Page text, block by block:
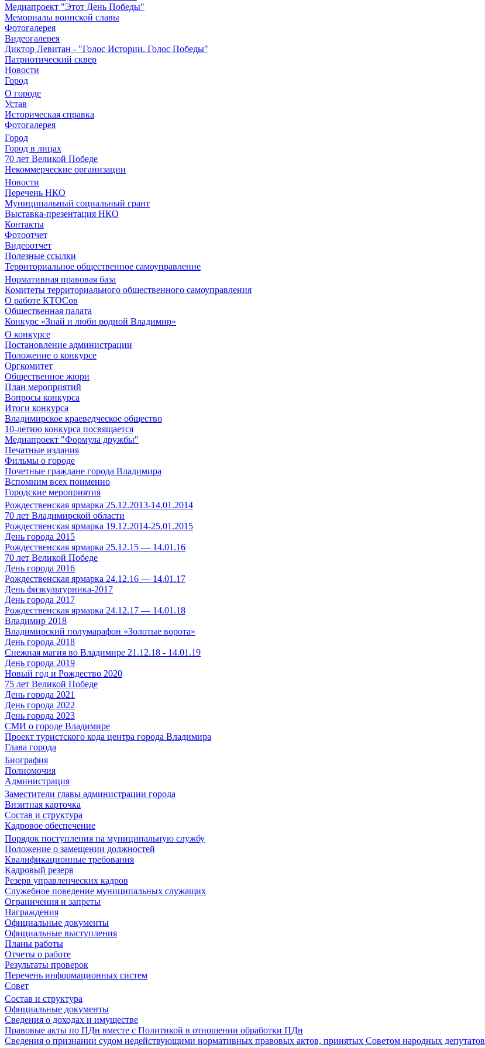
Медиапроект "Этот День Победы"
Мемориалы воинской славы
Фотогалерея
Видеогалерея
Диктор Левитан - "Голос Истории. Голос Победы"
Патриотический сквер
Новости
Город
О городе
Устав
Историческая справка
Фотогалерея
Город
Город в лицах
70 лет Великой Победе
Некоммерческие организации
Новости
Перечень НКО
Муниципальный социальный грант
Выставка-презентация НКО
Контакты
Фотоотчет
Видеоотчет
Полезные ссылки
Территориальное общественное самоуправление
Нормативная правовая база
Комитеты территориального общественного самоуправления
О работе КТОСов
Общественная палата
Конкурс «Знай и люби родной Владимир»
О конкурсе
Постановление администрации
Положение о конкурсе
Оргкомитет
Общественное жюри
План мероприятий
Вопросы конкурса
Итоги конкурса
Владимирское краеведческое общество
10-летию конкурса посвящается
Медиапроект "Формула дружбы"
Печатные издания
Фильмы о городе
Почетные граждане города Владимира
Вспомним всех поименно
Городские мероприятия
Рождественская ярмарка 25.12.2013-14.01.2014
70 лет Владимирской области
Рождественская ярмарка 19.12.2014-25.01.2015
День города 2015
Рождественская ярмарка 25.12.15 — 14.01.16
70 лет Великой Победе
День города 2016
Рождественская ярмарка 24.12.16 — 14.01.17
День физкультурника-2017
День города 2017
Рождественская ярмарка 24.12.17 — 14.01.18
Владимир 2018
Владимирский полумарафон «Золотые ворота»
День города 2018
Снежная магия во Владимире 21.12.18 - 14.01.19
День города 2019
Новый год и Рождество 2020
75 лет Великой Победе
День города 2021
День города 2022
День города 2023
СМИ о городе Владимире
Проект туристского кода центра города Владимира
Глава города
Биография
Полномочия
Администрация
Заместители главы администрации города
Визитная карточка
Состав и структура
Кадровое обеспечение
Порядок поступления на муниципальную службу
Положение о замещении должностей
Квалификационные требования
Кадровый резерв
Резерв управленческих кадров
Служебное поведение муниципальных служащих
Ограничения и запреты
Награждения
Официальные документы
Официальные выступления
Планы работы
Отчеты о работе
Результаты проверок
Перечень информационных систем
Совет
Состав и структура
Официальные документы
Сведения о доходах и имуществе
Правовые акты по ПДн вместе с Политикой в отношении обработки ПДн
Сведения о признании судом недействующими нормативных правовых актов, принятых Советом народных депутатов